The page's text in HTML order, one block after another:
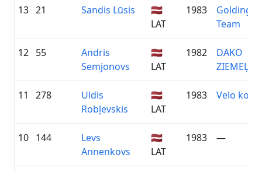
13 21 Sandis Lūsis
🇱🇻
LAT
1983
Team
12 55
Andris
Semjonovs
🇱🇻
LAT
1982
DAKO
11 278
Uldis
Robļevskis
🇱🇻
LAT
1983 Velo
10 144
Levs
Annenkovs
🇱🇻
LAT
1983 —